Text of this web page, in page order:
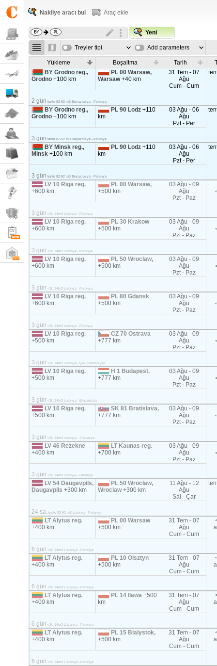
Nakliye aracı bul Araç ekle
Yeni
Treyler tipi Add parameters
Yükleme Boşaltma Tarih
BY Grodno reg.,
Grodno+100 km
PL 00 Warsaw,
Warsaw+40 km
31 Tem - 07
Ağu
Cum - Cum
2 gün tente 82-92 m3 Beyazrusya - Polonya
BY Grodno reg.,
Grodno+100 km
PL 90 Lodz+110
km
03 Ağu - 06
Ağu
Pzt - Per
3 gün tente 82-92 m3 Beyazrusya - Polonya
BY Minsk reg.,
Minsk+100 km
PL 90 Lodz+110
km
03 Ağu - 06
Ağu
Pzt - Per
3 gün tente 82-92 m3 Beyazrusya - Polonya
LV 10 Riga reg.
+600 km
PL 00 Warsaw,
+500 km
03 Ağu - 09
Ağu
Pzt - Paz
3 gün <2t, 14m3 Letonya - Polonya
LV 10 Riga reg.
+600 km
PL 30 Krakow
+500 km
03 Ağu - 09
Ağu
Pzt - Paz
3 gün <2t, 14m3 Letonya - Polonya
LV 10 Riga reg.
+600 km
PL 50 Wroclaw,
+500 km
03 Ağu - 09
Ağu
Pzt - Paz
3 gün <2t, 14m3 Letonya - Polonya
LV 10 Riga reg.
+600 km
PL 80 Gdansk
+500 km
03 Ağu - 09
Ağu
Pzt - Paz
3 gün <2t, 14m3 Letonya - Polonya
LV 10 Riga reg.
+500 km
CZ 70 Ostrava
+777 km
03 Ağu - 09
Ağu
Pzt - Paz
3 gün <2t, 14m3 Letonya - Çek Cumhuriyeti
LV 10 Riga reg.
+500 km
H 1 Budapest,
+777 km
03 Ağu - 09
Ağu
Pzt - Paz
3 gün <2t, 14m3 Letonya - Macaristan
LV 10 Riga reg.
+500 km
SK 81 Bratislava,
+777 km
03 Ağu - 09
Ağu
Pzt - Paz
3 gün <2t, 14m3 Letonya - Slovakya
LV 46 Rezekne
+400 km
LT Kaunas reg.
+700 km
03 Ağu - 09
Ağu
Pzt - Paz
3 gün <2t, 14m3 Letonya - Litvanya
LV 54 Daugavpils,
Daugavpils+300 km
PL 50 Wroclaw,
Wroclaw+300 km
11 Ağu - 12
Ağu
Sal - Çar
24 sa. tente 82-92 m3 Letonya - Polonya
LT Alytus reg.
+400 km
PL 00 Warsaw
+500 km
31 Tem - 07
Ağu
Cum - Cum
6 gün <2t, 14m3 Litvanya - Polonya
LT Alytus reg.
+400 km
PL 10 Olsztyn
+500 km
31 Tem - 07
Ağu
Cum - Cum
6 gün <2t, 14m3 Litvanya - Polonya
LT Alytus reg.
+400 km
PL 14 Ilawa+500
km
31 Tem - 07
Ağu
Cum - Cum
6 gün <2t, 14m3 Litvanya - Polonya
LT Alytus reg.
+400 km
PL 15 Bialystok,
+500 km
31 Tem - 07
Ağu
Cum - Cum
6 gün <2t, 14m3 Litvanya - Polonya